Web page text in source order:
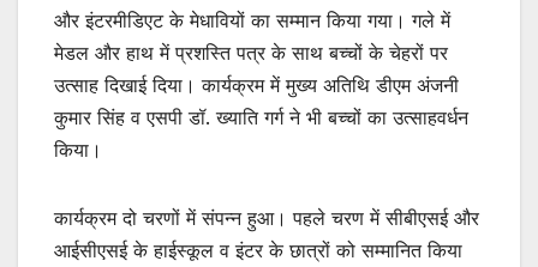
और इंटरमीडिएट के मेधावियों का सम्मान किया गया। गले में
मेडल और हाथ में प्रशस्ति पत्र के साथ बच्चों के चेहरों पर
उत्साह दिखाई दिया। कार्यक्रम में मुख्य अतिथि डीएम अंजनी
कुमार सिंह व एसपी डॉ. ख्याति गर्ग ने भी बच्चों का उत्साहवर्धन
किया।
कार्यक्रम दो चरणों में संपन्न हुआ। पहले चरण में सीबीएसई और
आईसीएसई के हाईस्कूल व इंटर के छात्रों को सम्मानित किया